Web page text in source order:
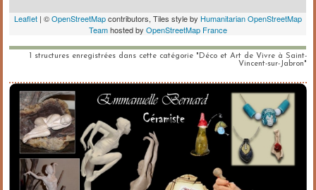
1 structures enregistrées dans cette catégorie "Déco et Art de Vivre à Saint-
Vincent-sur-Jabron"